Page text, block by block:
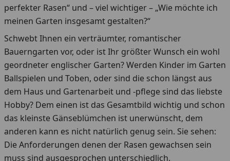
perfekter Rasen“ und – viel wichtiger – „Wie möchte ich
meinen Garten insgesamt gestalten?“
Schwebt Ihnen ein verträumter, romantischer
Bauerngarten vor, oder ist Ihr größter Wunsch ein wohl
geordneter englischer Garten? Werden Kinder im Garten
Ballspielen und Toben, oder sind die schon längst aus
dem Haus und Gartenarbeit und -pflege sind das liebste
Hobby? Dem einen ist das Gesamtbild wichtig und schon
das kleinste Gänseblümchen ist unerwünscht, dem
anderen kann es nicht natürlich genug sein. Sie sehen:
Die Anforderungen denen der Rasen gewachsen sein
muss sind ausgesprochen unterschiedlich.